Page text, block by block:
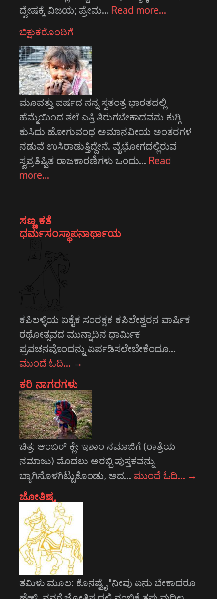
ದ್ವೇಷಕ್ಕೆ ವಿಜಯ; ಪ್ರೇಮ… Read more…
ಬಿಕ್ಷುಕರೊಂದಿಗೆ
ಮೂವತ್ತು ವರ್ಷದ ನನ್ನ ಸ್ವತಂತ್ರ ಭಾರತದಲ್ಲಿ
ಹೆಮ್ಮೆಯಿಂದ ತಲೆ ಎತ್ತಿ ತಿರುಗಬೇಕಾದವನು ಕುಗ್ಗಿ
ಕುಸಿದು ಹೋಗುವಂಥ ಅಮಾನವೀಯ ಅಂತರಗಳ
ನಡುವೆ ಉಸಿರಾಡುತ್ತಿದ್ದೇನೆ. ವೈಭೋಗದಲ್ಲಿರುವ
ಸ್ವಪ್ರತಿಷ್ಟಿತ ರಾಜಕಾರಣಿಗಳು ಒಂದು… Read
more…
ಸಣ್ಣ ಕತೆ
ಧರ್ಮಸಂಸ್ಥಾಪನಾರ್ಥಾಯ
ಕಪಿಲಳ್ಳಿಯ ಏಕೈಕ ಸಂರಕ್ಷಕ ಕಪಿಲೇಶ್ವರನ ವಾರ್ಷಿಕ
ರಥೋತ್ಸವದ ಮುನ್ನಾದಿನ ಧಾರ್ಮಿಕ
ಪ್ರವಚನವೊಂದನ್ನು ಏರ್ಪಡಿಸಲೇಬೇಕೆಂದೂ…
ಮುಂದೆ ಓದಿ… →
ಕರಿ ನಾಗರಗಳು
ಚಿತ್ರ: ಆಂಬರ್‍ ಕ್ಲೇ ಇಶಾಂ ನಮಾಜಿಗೆ (ರಾತ್ರೆಯ
ನಮಾಜು) ಮೊದಲು ಅರಬ್ಬಿ ಪುಸ್ತಕವನ್ನು
ಬ್ಯಾಗಿನೊಳಗಿಟ್ಟುಕೊಂಡು, ಅದ… ಮುಂದೆ ಓದಿ… →
ಜೋತಿಷ್ಯ
ತಮಿಳು ಮೂಲ: ಕೊನಷ್ಟೈ "ನೀವು ಏನು ಬೇಕಾದರೂ